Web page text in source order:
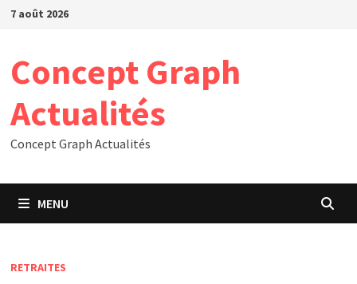
Passer
7 août 2026
Concept Graph
Actualités
Concept Graph Actualités
MENU
RETRAITES